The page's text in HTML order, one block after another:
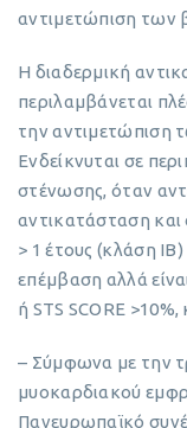
αντιμετώπιση των
Η διαδερμική
περιλαμβάνεται
την αντιμετώπιση
Ενδείκνυται σε
στένωσης, όταν
αντικατάσταση και
> 1 έτους (κλάση
επέμβαση αλλά
ή STS SCORE >10%,
– Σύμφωνα με την
μυοκαρδιακού
Πανευρωπαϊκό